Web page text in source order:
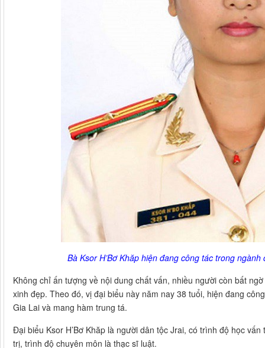
Bà Ksor H’Bơ Khăp hiện đang công tác trong
Không chỉ ấn tượng về nội dung chất vấn, nhiều người còn bất
xinh đẹp. Theo đó, vị đại biểu này năm nay 38 tuổi, hiện đang
Gia Lai và mang hàm trung tá.
Đại biểu Ksor H’Bơ Khăp là người dân tộc Jrai, có trình độ học
trị, trình độ chuyên môn là thạc sĩ luật.